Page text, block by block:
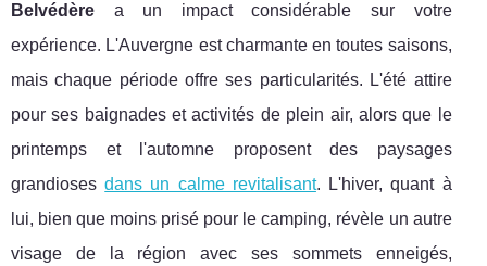
Belvédère a un impact considérable sur votre
expérience. L'Auvergne est charmante en toutes saisons,
mais chaque période offre ses particularités. L'été attire
pour ses baignades et activités de plein air, alors que le
printemps et l'automne proposent des paysages
grandiosesdans un calme revitalisant. L'hiver, quant à
lui, bien que moins prisé pour le camping, révèle un autre
visage de la région avec ses sommets enneigés,